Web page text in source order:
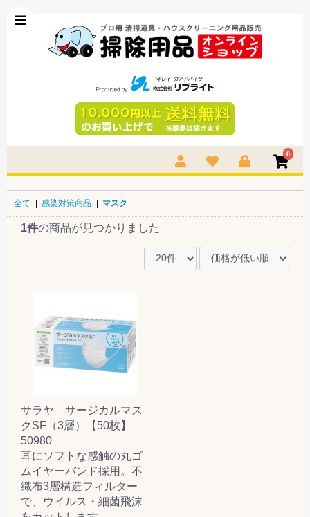
0
全て | 感染対策商品 | マスク
1件の商品が見つかりました
サラヤ サージカルマス
クSF（3層）【50枚】
50980
耳にソフトな感触の丸ゴ
ムイヤーバンド採用。不
織布3層構造フィルター
で、ウイルス・細菌飛沫